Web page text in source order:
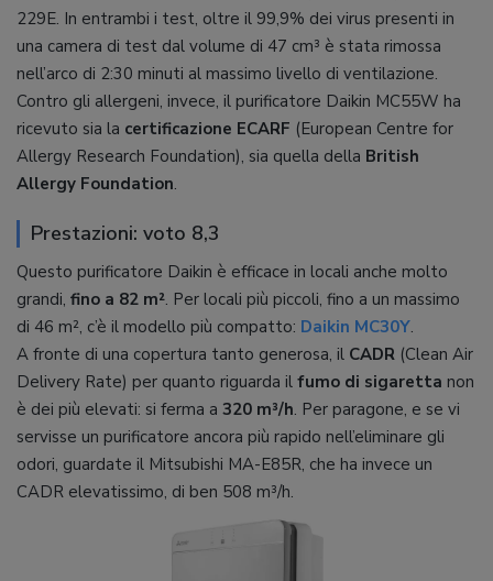
229E. In entrambi i test, oltre il 99,9% dei virus presenti in
una camera di test dal volume di 47 cm³ è stata rimossa
nell’arco di 2:30 minuti al massimo livello di ventilazione.
Contro gli allergeni, invece, il purificatore Daikin MC55W ha
ricevuto sia la certificazione ECARF (European Centre for
Allergy Research Foundation), sia quella della British
Allergy Foundation.
Prestazioni: voto 8,3
Questo purificatore Daikin è efficace in locali anche molto
grandi, fino a 82 m². Per locali più piccoli, fino a un massimo
di 46 m², c’è il modello più compatto: Daikin MC30Y.
A fronte di una copertura tanto generosa, il CADR (Clean Air
Delivery Rate) per quanto riguarda il fumo di sigaretta non
è dei più elevati: si ferma a 320 m³/h. Per paragone, e se vi
servisse un purificatore ancora più rapido nell’eliminare gli
odori, guardate il Mitsubishi MA-E85R, che ha invece un
CADR elevatissimo, di ben 508 m³/h.